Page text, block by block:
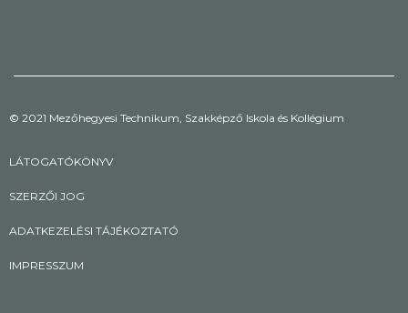
© 2021 Mezőhegyesi Technikum, Szakképző Iskola és Kollégium
LÁTOGATÓKÖNYV
SZERZŐI JOG
ADATKEZELÉSI TÁJÉKOZTATÓ
IMPRESSZUM